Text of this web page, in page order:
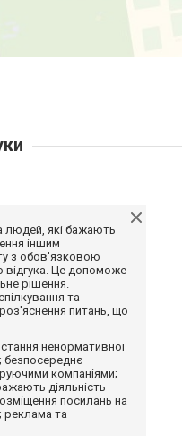
людей, які бажають
іншим
з обов'язковою
відгука. Це допоможе
рішення.
та
питань, що
ненормативної
безпосереднє
компаніями;
діяльність
посилань на
реклама та